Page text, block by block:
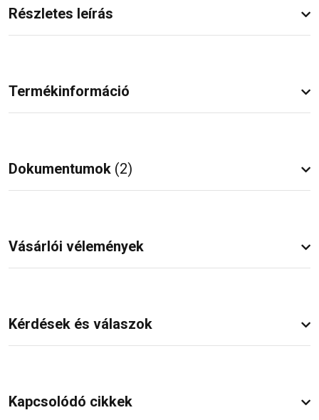
Részletes leírás
Termékinformáció
Dokumentumok (2)
Vásárlói vélemények
Kérdések és válaszok
Kapcsolódó cikkek